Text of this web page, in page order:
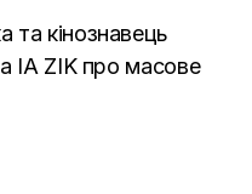
та кінознавець
ІА ZIK про масове